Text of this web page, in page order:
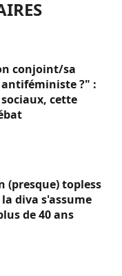
conjoint/sa
antiféministe ?" :
cette
(presque) topless
diva s'assume
de 40 ans